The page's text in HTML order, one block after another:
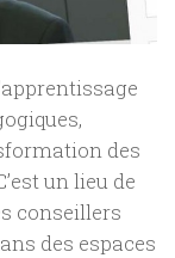
des
un lieu de
conseillers
des espaces